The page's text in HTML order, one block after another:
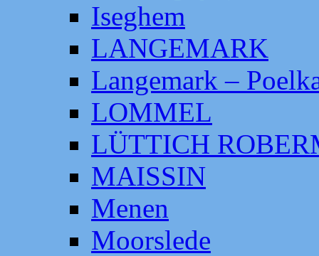
Iseghem
LANGEMARK
Langemark –
LOMMEL
LÜTTICH
MAISSIN
Menen
Moorslede